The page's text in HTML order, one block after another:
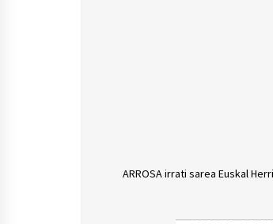
ARROSA irrati sarea Euskal